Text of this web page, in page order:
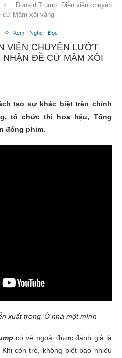
Donald Trump: Diễn viên chuyên
cử Mâm xôi vàng
Xem - Nghe - Đọc
VIÊN CHUYÊN LƯỚT
NHẬN ĐỀ CỬ MÂM XÔI
tạo sự khác biệt trên chính
tổ chức thi hoa hậu, Tổng
đóng phim.
xuất trong ‘Ở nhà một mình’
có vẻ ngoài được đánh giá là
còn trẻ, không biết bao nhiêu